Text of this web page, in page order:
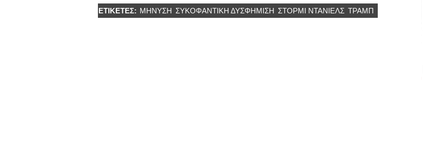
ΕΤΙΚΈΤΕΣ: ΜΗΝΥΣΗ ΣΥΚΟΦΑΝΤΙΚΗ ΔΥΣΦΗΜΙΣΗ ΣΤΟΡΜΙ ΝΤΑΝΙΕΛΣ ΤΡΑΜΠ